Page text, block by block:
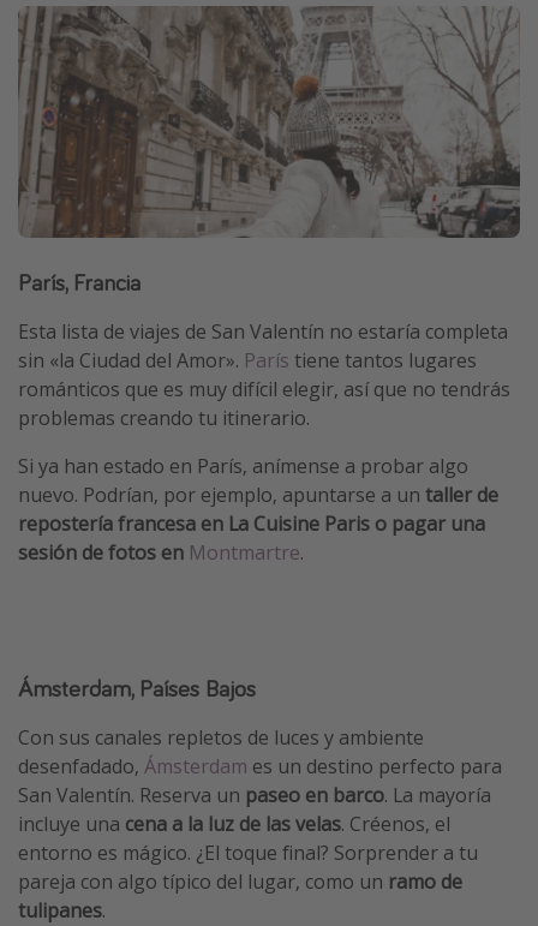
París, Francia
Esta lista de viajes de San Valentín no estaría completa
sin «la Ciudad del Amor». París tiene tantos lugares
románticos que es muy difícil elegir, así que no tendrás
problemas creando tu itinerario.
Si ya han estado en París, anímense a probar algo
nuevo. Podrían, por ejemplo, apuntarse a un taller de
repostería francesa en La Cuisine Paris o pagar una
sesión de fotos en Montmartre.
Ámsterdam, Países Bajos
Con sus canales repletos de luces y ambiente
desenfadado, Ámsterdam es un destino perfecto para
San Valentín. Reserva un paseo en barco. La mayoría
incluye una cena a la luz de las velas. Créenos, el
entorno es mágico. ¿El toque final? Sorprender a tu
pareja con algo típico del lugar, como un ramo de
tulipanes.